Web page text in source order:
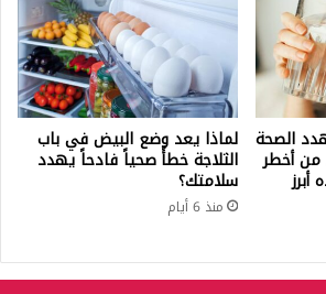
الصحة
من أخطر
لماذا يعد وضع البيض في باب
الثلاجة خطأً صحياً فادحاً يهدد
سلامتك؟
منذ 6 أيام